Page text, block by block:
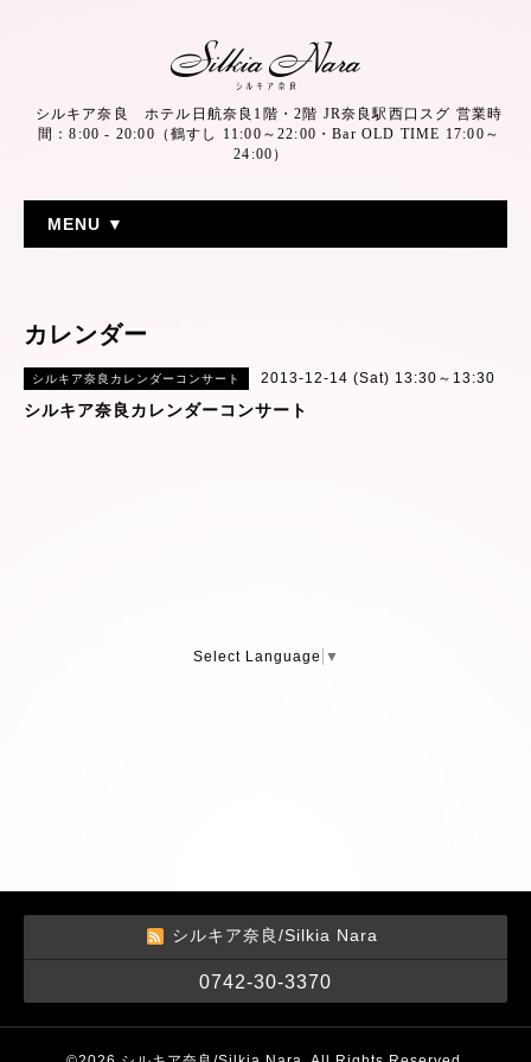
シルキア奈良 ホテル日航奈良1階・2階 JR奈良駅西口スグ 営業時
間：8:00 - 20:00（鶴すし 11:00～22:00・Bar OLD TIME 17:00～
24:00）
MENU ▼
カレンダー
シルキア奈良カレンダーコンサート 2013-12-14 (Sat) 13:30～13:30
シルキア奈良カレンダーコンサート
Select Language ▼
シルキア奈良/Silkia Nara
0742-30-3370